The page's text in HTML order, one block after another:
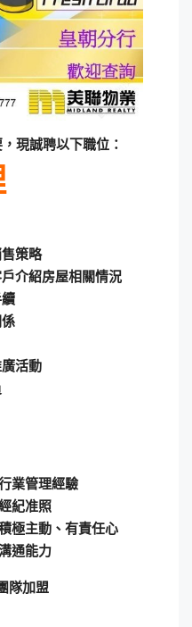
現誠聘以下職位：
策略
介紹房屋相關情況
活動
業管理經驗
紀准照
極主動、有責任心
通能力
隊加盟